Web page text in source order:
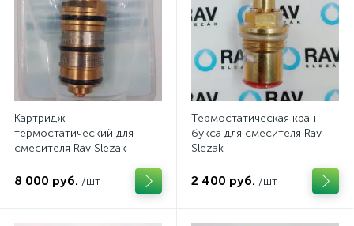
Картридж
термостатический для
смесителя Rav Slezak
8 000 руб. /шт
Термостатическая кран-
букса для смесителя Rav
Slezak
2 400 руб. /шт